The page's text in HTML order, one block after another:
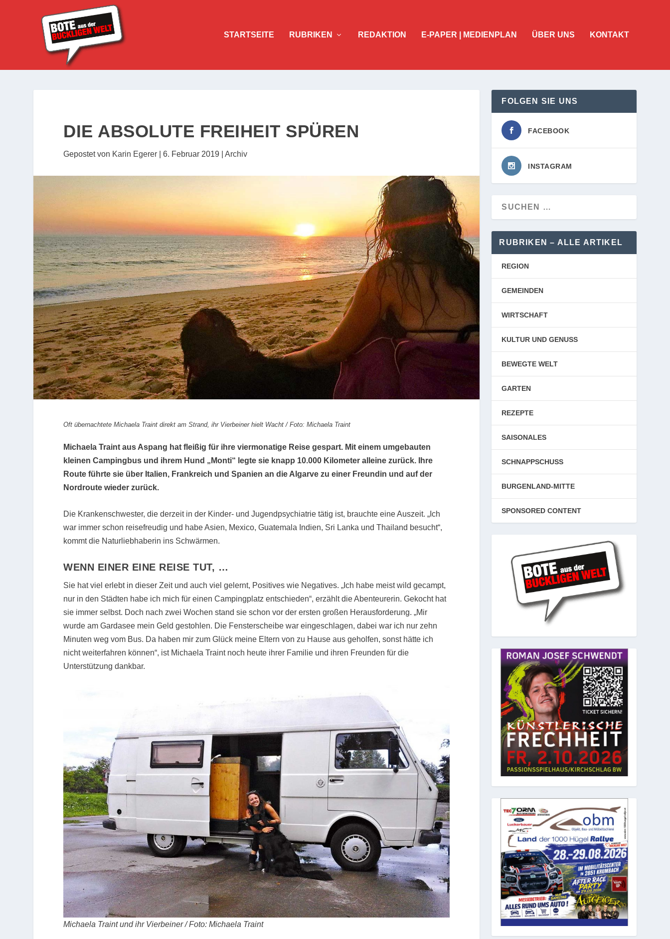
STARTSEITE RUBRIKEN REDAKTION E-PAPER | MEDIENPLAN ÜBER UNS KONTAKT
DIE ABSOLUTE FREIHEIT SPÜREN
Gepostet von Karin Egerer |6. Februar 2019 |Archiv
Oft übernachtete Michaela Traint direkt am Strand, ihr Vierbeiner hielt Wacht / Foto: Michaela Traint
Michaela Traint aus Aspang hat fleißig für ihre viermonatige Reise gespart. Mit einem umgebauten
kleinen Campingbus und ihrem Hund „Monti“ legte sie knapp 10.000 Kilometer alleine zurück. Ihre
Route führte sie über Italien, Frankreich und Spanien an die Algarve zu einer Freundin und auf der
Nordroute wieder zurück.
Die Krankenschwester, die derzeit in der Kinder- und Jugendpsychiatrie tätig ist, brauchte eine Auszeit. „Ich
war immer schon reisefreudig und habe Asien, Mexico, Guatemala Indien, Sri Lanka und Thailand besucht“,
kommt die Naturliebhaberin ins Schwärmen.
WENN EINER EINE REISE TUT, …
Sie hat viel erlebt in dieser Zeit und auch viel gelernt, Positives wie Negatives. „Ich habe meist wild gecampt,
nur in den Städten habe ich mich für einen Campingplatz entschieden“, erzählt die Abenteurerin. Gekocht hat
sie immer selbst. Doch nach zwei Wochen stand sie schon vor der ersten großen Herausforderung. „Mir
wurde am Gardasee mein Geld gestohlen. Die Fensterscheibe war eingeschlagen, dabei war ich nur zehn
Minuten weg vom Bus. Da haben mir zum Glück meine Eltern von zu Hause aus geholfen, sonst hätte ich
nicht weiterfahren können“, ist Michaela Traint noch heute ihrer Familie und ihren Freunden für die
Unterstützung dankbar.
Michaela Traint und ihr Vierbeiner / Foto: Michaela Traint
FOLGEN SIE UNS
FACEBOOK
INSTAGRAM
RUBRIKEN – ALLE ARTIKEL
REGION
GEMEINDEN
WIRTSCHAFT
KULTUR UND GENUSS
BEWEGTE WELT
GARTEN
REZEPTE
SAISONALES
SCHNAPPSCHUSS
BURGENLAND-MITTE
SPONSORED CONTENT